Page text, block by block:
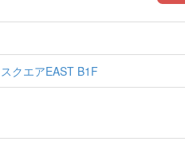
クエアEAST B1F